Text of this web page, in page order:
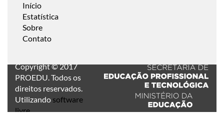
Início
Estatística
Sobre
Contato
Copyright © 2017
PROEDU. Todos os
direitos reservados.
Utilizando software
livre.